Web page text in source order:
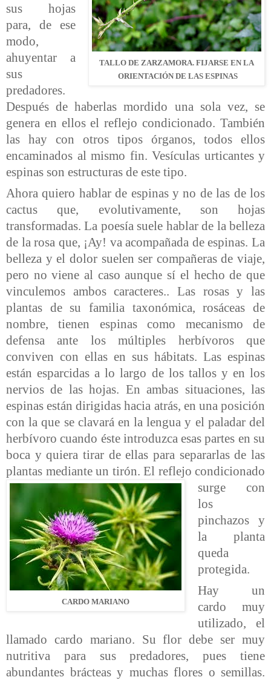
TALLO DE ZARZAMORA. FIJARSE EN LA
ORIENTACIÓN DE LAS ESPINAS
sus hojas
para, de ese
modo,
ahuyentar a
sus
predadores.
Después de haberlas mordido una sola vez, se
genera en ellos el reflejo condicionado. También
las hay con otros tipos órganos, todos ellos
encaminados al mismo fin. Vesículas urticantes y
espinas son estructuras de este tipo.
Ahora quiero hablar de espinas y no de las de los
cactus que, evolutivamente, son hojas
transformadas. La poesía suele hablar de la belleza
de la rosa que, ¡Ay! va acompañada de espinas. La
belleza y el dolor suelen ser compañeras de viaje,
pero no viene al caso aunque sí el hecho de que
vinculemos ambos caracteres.. Las rosas y las
plantas de su familia taxonómica, rosáceas de
nombre, tienen espinas como mecanismo de
defensa ante los múltiples herbívoros que
conviven con ellas en sus hábitats. Las espinas
están esparcidas a lo largo de los tallos y en los
nervios de las hojas. En ambas situaciones, las
espinas están dirigidas hacia atrás, en una posición
con la que se clavará en la lengua y el paladar del
herbívoro cuando éste introduzca esas partes en su
boca y quiera tirar de ellas para separarlas de las
plantas mediante un tirón. El reflejo condicionado
CARDO MARIANO
surge con
los
pinchazos y
la planta
queda
protegida.
Hay un
cardo muy
utilizado, el
llamado cardo mariano. Su flor debe ser muy
nutritiva para sus predadores, pues tiene
abundantes brácteas y muchas flores o semillas.